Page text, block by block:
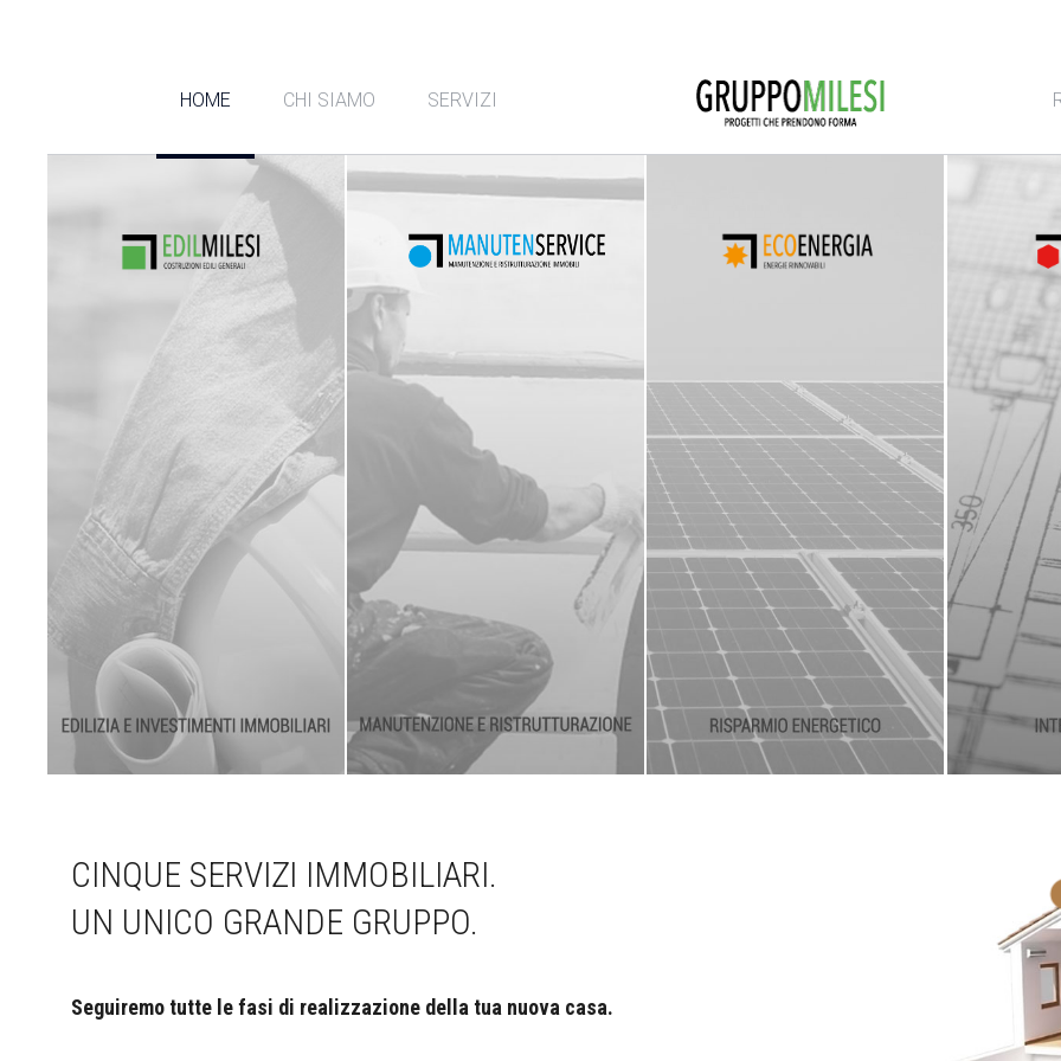
HOME CHI SIAMO SERVIZI
CINQUE SERVIZI IMMOBILIARI.
UN UNICO GRANDE GRUPPO.
Seguiremo tutte le fasi di realizzazione della tua nuova casa.